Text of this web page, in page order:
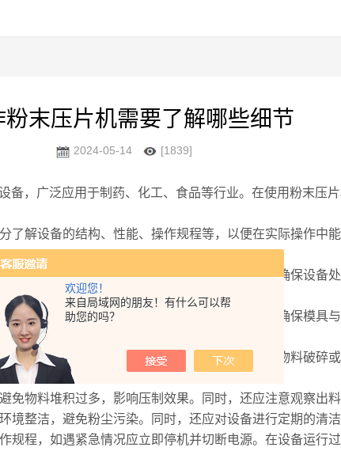
欢迎您！
来自局域网的朋友！有什么可以帮
助您的吗？
粉末压片机需要了解哪些细节
2024-05-14 [1839]
，广泛应用于制药、化工、食品等行业。在使用粉末压
解设备的结构、性能、操作规程等，以便在实际操作中
是否完好，如压力表、安全阀、电器系统等，确保设备
和厚度，选择合适的模具。在安装模具时，应确保模具
制要求，合理调整压力。过大的压力可能导致物料破碎
物料堆积过多，影响压制效果。同时，还应注意观察出料
整洁，避免粉尘污染。同时，还应对设备进行定期的清洁
程，如遇紧急情况应立即停机并切断电源。在设备运行过